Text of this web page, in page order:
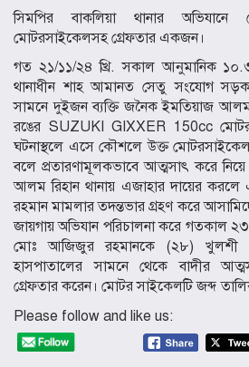
সিমপির বাকলিয়া থানার
মোটরসাইকেলসহ গ্রেফতার একজন।
গত ২১/১১/২৪ খ্রি. সকাল আনুমানিক
থানাধীন শাহ আমানত সেতু সংযোগ
সামনে দুইজন ব্যক্তি জনৈক ইমতিয়াজ
রঙের SUZUKI GIXXER 150cc
ঘটনাস্থলে এসে কৌশলে উক্ত
বলে প্রতারণামূলকভাবে আত্মসাৎ করে
আলম রিহান থানায় এজাহার দায়ের
রহমান মামলার তদন্তভার গ্রহণ করে
জায়গায় অভিযান পরিচালনা করে গতকাল
মোঃ আজিজুর রহমানকে (২৮) খুলশী
হাসপাতালের সামনে থেকে বাদীর
গ্রেফতার করেন। মোটর সাইকেলটি জব্দ
Please follow and like us: